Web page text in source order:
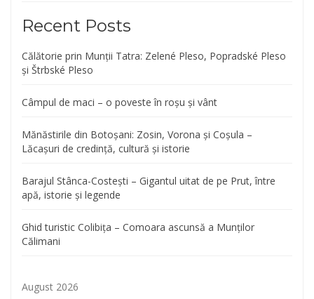
Recent Posts
Călătorie prin Munții Tatra: Zelené Pleso, Popradské Pleso
și Štrbské Pleso
Câmpul de maci – o poveste în roșu și vânt
Mănăstirile din Botoșani: Zosin, Vorona și Coșula –
Lăcașuri de credință, cultură și istorie
Barajul Stânca-Costești – Gigantul uitat de pe Prut, între
apă, istorie și legende
Ghid turistic Colibița – Comoara ascunsă a Munților
Călimani
August 2026